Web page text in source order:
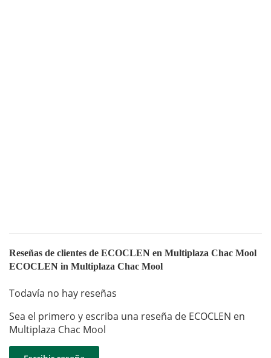
Reseñas de clientes de ECOCLEN en Multiplaza Chac Mool
ECOCLEN in Multiplaza Chac Mool
Todavía no hay reseñas
Sea el primero y escriba una reseña de ECOCLEN en
Multiplaza Chac Mool